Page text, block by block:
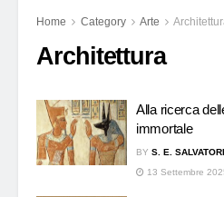
Home Category Arte
Architettura
Alla ricerca
immortale
BY S. E.
13 Settembre